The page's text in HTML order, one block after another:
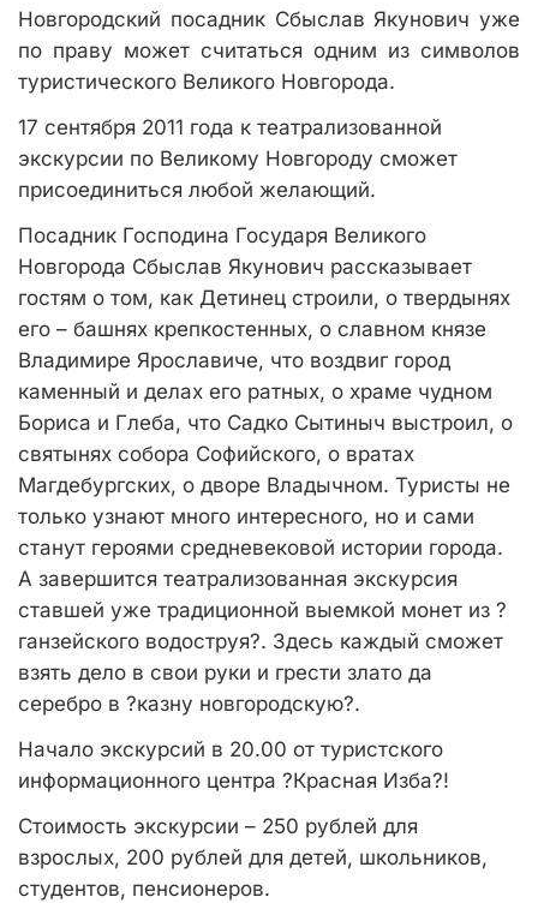
Новгородский посадник Сбыслав Якунович уже
по праву может считаться одним из символов
туристического Великого Новгорода.
17 сентября 2011 года к театрализованной
экскурсии по Великому Новгороду сможет
присоединиться любой желающий.
Посадник Господина Государя Великого
Новгорода Сбыслав Якунович рассказывает
гостям о том, как Детинец строили, о твердынях
его – башнях крепкостенных, о славном князе
Владимире Ярославиче, что воздвиг город
каменный и делах его ратных, о храме чудном
Бориса и Глеба, что Садко Сытиныч выстроил, о
святынях собора Софийского, о вратах
Магдебургских, о дворе Владычном. Туристы не
только узнают много интересного, но и сами
станут героями средневековой истории города.
А завершится театрализованная экскурсия
ставшей уже традиционной выемкой монет из ?
ганзейского водоструя?. Здесь каждый сможет
взять дело в свои руки и грести злато да
серебро в ?казну новгородскую?.
Начало экскурсий в 20.00 от туристского
информационного центра ?Красная Изба?!
Стоимость экскурсии – 250 рублей для
взрослых, 200 рублей для детей, школьников,
студентов, пенсионеров.